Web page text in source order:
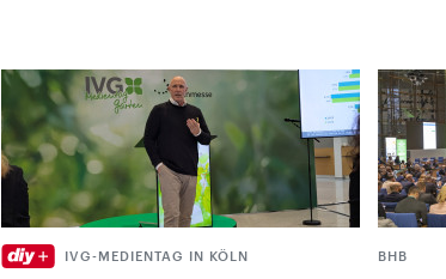
IVG-MEDIENTAG IN KÖLN BHB